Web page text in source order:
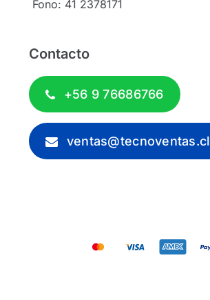
Fono: 41 2378171
Contacto
+56 9 76686766
ventas@tecnoventas.cl